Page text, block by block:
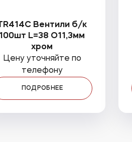
Вентили б/к
100шт L=38 O11,3мм
хром
Цену уточняйте по
телефону
ПОДРОБНЕЕ